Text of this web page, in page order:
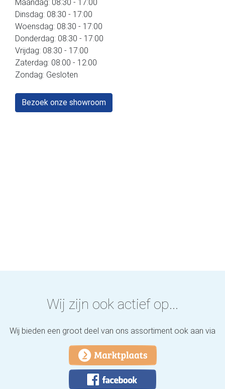
Maandag: 08:30 - 17:00
Dinsdag: 08:30 - 17:00
Woensdag: 08:30 - 17:00
Donderdag: 08:30 - 17:00
Vrijdag: 08:30 - 17:00
Zaterdag: 08:00 - 12:00
Zondag: Gesloten
Bezoek onze showroom
Wij zijn ook actief op...
Wij bieden een groot deel van ons assortiment ook aan via